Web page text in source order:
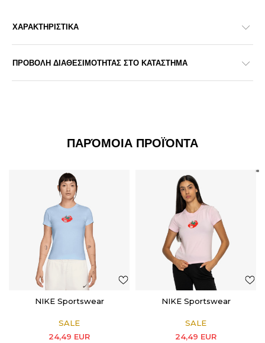
ΧΑΡΑΚΤΗΡΙΣΤΙΚΑ
ΠΡΟΒΟΛΗ ΔΙΑΘΕΣΙΜΟΤΗΤΑΣ ΣΤΟ ΚΑΤΑΣΤΗΜΑ
ΠΑΡΌΜΟΙΑ ΠΡΟΪΌΝΤΑ
NIKE Sportswear
SALE
24,49 EUR
NIKE Sportswear
SALE
24,49 EUR